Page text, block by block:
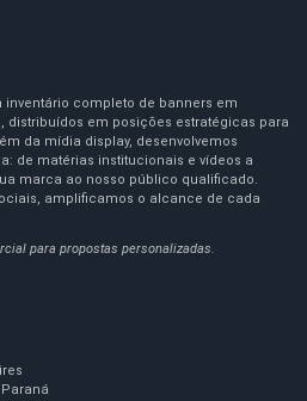
inventário completo de banners em
distribuídos em posições estratégicas para
da mídia display, desenvolvemos
de matérias institucionais e vídeos a
marca ao nosso público qualificado.
amplificamos o alcance de cada
para propostas personalizadas.